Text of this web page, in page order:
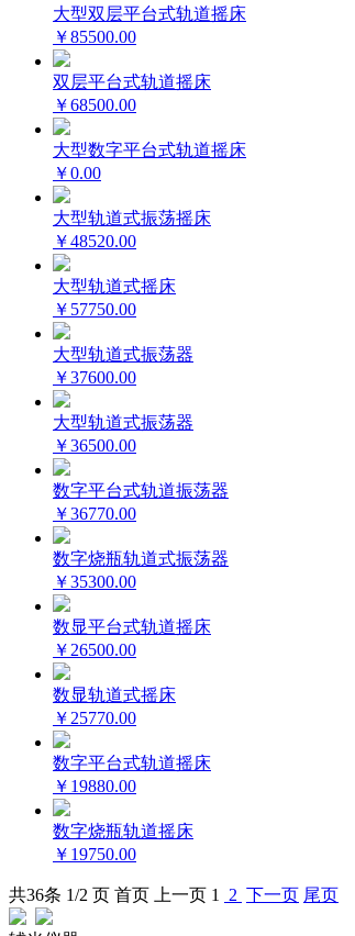
大型双层平台式轨道摇床
￥85500.00
双层平台式轨道摇床
￥68500.00
大型数字平台式轨道摇床
￥0.00
大型轨道式振荡摇床
￥48520.00
大型轨道式摇床
￥57750.00
大型轨道式振荡器
￥37600.00
大型轨道式振荡器
￥36500.00
数字平台式轨道振荡器
￥36770.00
数字烧瓶轨道式振荡器
￥35300.00
数显平台式轨道摇床
￥26500.00
数显轨道式摇床
￥25770.00
数字平台式轨道摇床
￥19880.00
数字烧瓶轨道摇床
￥19750.00
共36条 1/2 页 首页 上一页 1 2 下一页 尾页